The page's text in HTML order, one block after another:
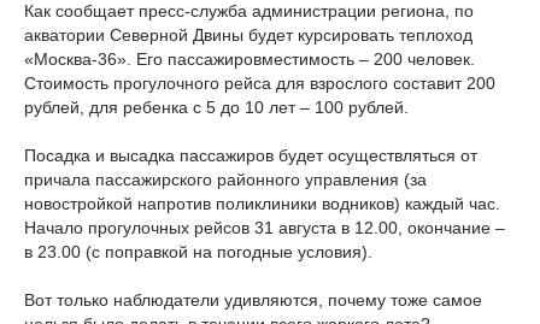
Как сообщает пресс-служба администрации региона, по
акватории Северной Двины будет курсировать теплоход
«Москва-36». Его пассажировместимость – 200 человек.
Стоимость прогулочного рейса для взрослого составит 200
рублей, для ребенка с 5 до 10 лет – 100 рублей.
Посадка и высадка пассажиров будет осуществляться от
причала пассажирского районного управления (за
новостройкой напротив поликлиники водников) каждый час.
Начало прогулочных рейсов 31 августа в 12.00, окончание –
в 23.00 (с поправкой на погодные условия).
Вот только наблюдатели удивляются, почему тоже самое